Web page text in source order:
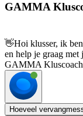
GAMMA
👋Hoi klusser, ik
en help je graag met
GAMMA
Hoeveel